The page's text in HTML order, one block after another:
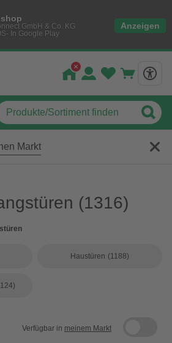
GmbH & Co. KG
In Google Play
Anzeigen
Markt
(1316)
Haustüren (1188)
Verfügbar in meinem Markt